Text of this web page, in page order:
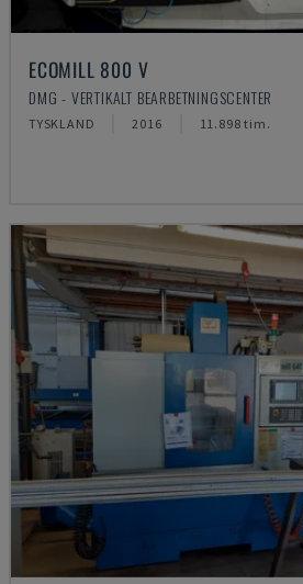
ECOMILL 800 V
DMG - VERTIKALT BEARBETNINGSCENTER
TYSKLAND 2016 11.898 tim.